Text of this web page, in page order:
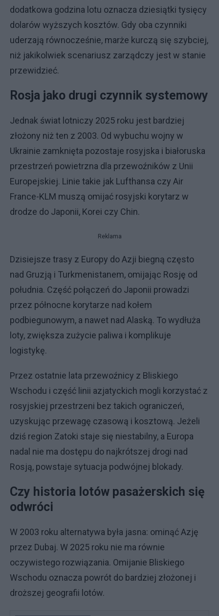
dodatkowa godzina lotu oznacza dziesiątki tysięcy
dolarów wyższych kosztów. Gdy oba czynniki
uderzają równocześnie, marże kurczą się szybciej,
niż jakikolwiek scenariusz zarządczy jest w stanie
przewidzieć.
Rosja jako drugi czynnik systemowy
Jednak świat lotniczy 2025 roku jest bardziej
złożony niż ten z 2003. Od wybuchu wojny w
Ukrainie zamknięta pozostaje rosyjska i białoruska
przestrzeń powietrzna dla przewoźników z Unii
Europejskiej. Linie takie jak Lufthansa czy Air
France-KLM muszą omijać rosyjski korytarz w
drodze do Japonii, Korei czy Chin.
Reklama
Dzisiejsze trasy z Europy do Azji biegną często
nad Gruzją i Turkmenistanem, omijając Rosję od
południa. Część połączeń do Japonii prowadzi
przez północne korytarze nad kołem
podbiegunowym, a nawet nad Alaską. To wydłuża
loty, zwiększa zużycie paliwa i komplikuje
logistykę.
Przez ostatnie lata przewoźnicy z Bliskiego
Wschodu i część linii azjatyckich mogli korzystać z
rosyjskiej przestrzeni bez takich ograniczeń,
uzyskując przewagę czasową i kosztową. Jeżeli
dziś region Zatoki staje się niestabilny, a Europa
nadal nie ma dostępu do najkrótszej drogi nad
Rosją, powstaje sytuacja podwójnej blokady.
Czy historia lotów pasażerskich się
odwróci
W 2003 roku alternatywa była jasna: ominąć Azję
przez Dubaj. W 2025 roku nie ma równie
oczywistego rozwiązania. Omijanie Bliskiego
Wschodu oznacza powrót do bardziej złożonej i
droższej geografii lotów.